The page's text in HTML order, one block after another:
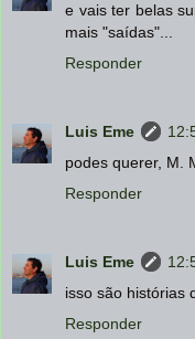
e vais ter belas
mais "saídas"...
Responder
Luis Eme
podes querer, M.
Responder
Luis Eme
isso são histórias
Responder